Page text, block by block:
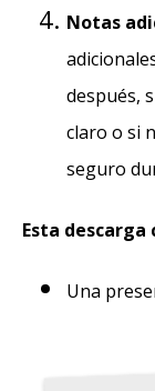
Notas
después,
claro o si
seguro
Esta descarga
Una